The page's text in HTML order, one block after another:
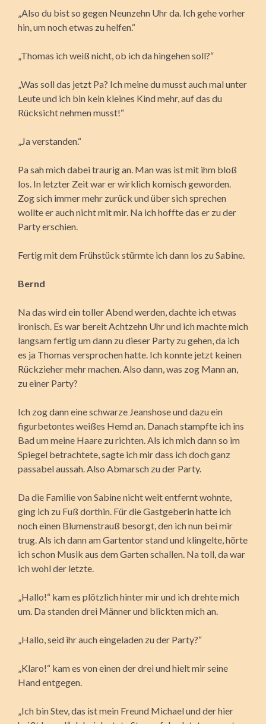
„Also du bist so gegen Neunzehn Uhr da. Ich gehe vorher
hin, um noch etwas zu helfen.“
„Thomas ich weiß nicht, ob ich da hingehen soll?“
„Was soll das jetzt Pa? Ich meine du musst auch mal unter
Leute und ich bin kein kleines Kind mehr, auf das du
Rücksicht nehmen musst!“
„Ja verstanden.“
Pa sah mich dabei traurig an. Man was ist mit ihm bloß
los. In letzter Zeit war er wirklich komisch geworden.
Zog sich immer mehr zurück und über sich sprechen
wollte er auch nicht mit mir. Na ich hoffte das er zu der
Party erschien.
Fertig mit dem Frühstück stürmte ich dann los zu Sabine.
Bernd
Na das wird ein toller Abend werden, dachte ich etwas
ironisch. Es war bereit Achtzehn Uhr und ich machte mich
langsam fertig um dann zu dieser Party zu gehen, da ich
es ja Thomas versprochen hatte. Ich konnte jetzt keinen
Rückzieher mehr machen. Also dann, was zog Mann an,
zu einer Party?
Ich zog dann eine schwarze Jeanshose und dazu ein
figurbetontes weißes Hemd an. Danach stampfte ich ins
Bad um meine Haare zu richten. Als ich mich dann so im
Spiegel betrachtete, sagte ich mir dass ich doch ganz
passabel aussah. Also Abmarsch zu der Party.
Da die Familie von Sabine nicht weit entfernt wohnte,
ging ich zu Fuß dorthin. Für die Gastgeberin hatte ich
noch einen Blumenstrauß besorgt, den ich nun bei mir
trug. Als ich dann am Gartentor stand und klingelte, hörte
ich schon Musik aus dem Garten schallen. Na toll, da war
ich wohl der letzte.
„Hallo!“ kam es plötzlich hinter mir und ich drehte mich
um. Da standen drei Männer und blickten mich an.
„Hallo, seid ihr auch eingeladen zu der Party?“
„Klaro!“ kam es von einen der drei und hielt mir seine
Hand entgegen.
„Ich bin Stev, das ist mein Freund Michael und der hier